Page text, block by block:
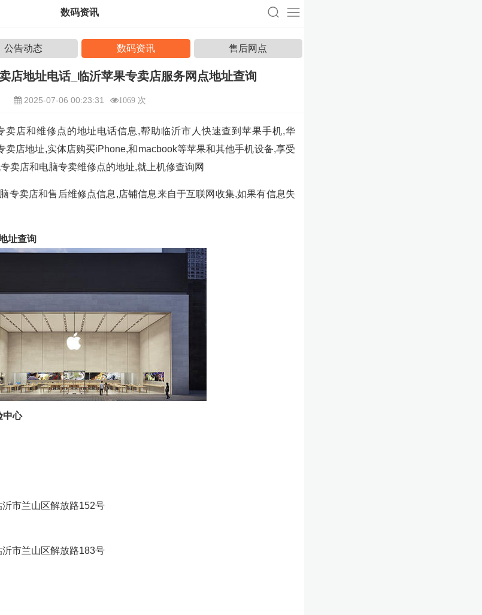
数码资讯
公告动态 数码资讯 售后网点
店地址电话_临沂苹果专卖店服务网点地址查询
2025-07-06 00:23:31 1069 次
卖店和维修点的地址电话信息,帮助临沂市人快速查到苹果手机,华
卖店地址,实体店购买iPhone,和macbook等苹果和其他手机设备,享受
卖店和电脑专卖维修点的地址,就上机修查询网
专卖店和售后维修点信息,店铺信息来自于互联网收集,如果有信息失
址查询
中心
市兰山区解放路152号
市兰山区解放路183号